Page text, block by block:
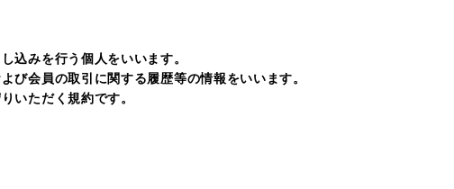
込みを行う個人をいいます。
び会員の取引に関する履歴等の情報をいいます。
いただく規約です。